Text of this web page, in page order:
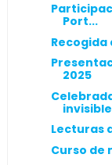
Port...
Recogida
2025
Lecturas
Curso de